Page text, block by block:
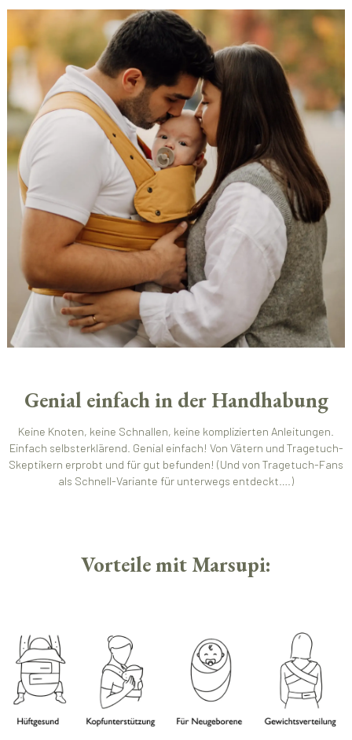
Genial einfach in der Handhabung
Keine Knoten, keine Schnallen, keine komplizierten Anleitungen.
Einfach selbsterklärend. Genial einfach! Von Vätern und Tragetuch-
Skeptikern erprobt und für gut befunden! (Und von Tragetuch-Fans
als Schnell-Variante für unterwegs entdeckt….)
Vorteile mit Marsupi: